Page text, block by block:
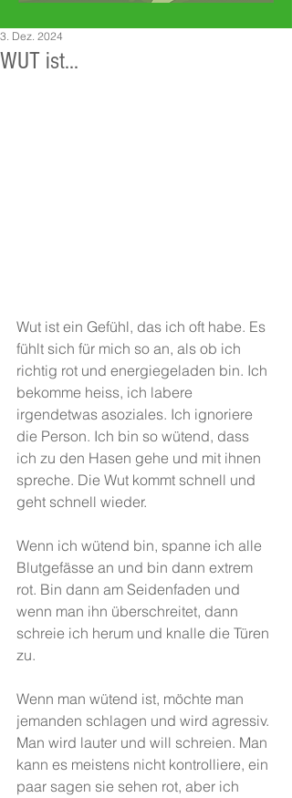
WUT ist...
3. Dez. 2024
Wut ist ein Gefühl, das ich oft habe. Es
fühlt sich für mich so an, als ob ich
richtig rot und energiegeladen bin. Ich
bekomme heiss, ich labere
irgendetwas asoziales. Ich ignoriere
die Person. Ich bin so wütend, dass
ich zu den Hasen gehe und mit ihnen
spreche. Die Wut kommt schnell und
geht schnell wieder.
Wenn ich wütend bin, spanne ich alle
Blutgefässe an und bin dann extrem
rot. Bin dann am Seidenfaden und
wenn man ihn überschreitet, dann
schreie ich herum und knalle die Türen
zu.
Wenn man wütend ist, möchte man
jemanden schlagen und wird agressiv.
Man wird lauter und will schreien. Man
kann es meistens nicht kontrolliere, ein
paar sagen sie sehen rot, aber ich